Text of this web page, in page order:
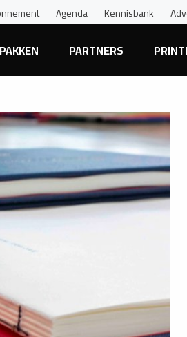
Agenda Kennisbank
PARTNERS